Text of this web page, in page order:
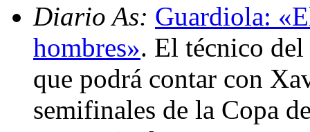
Diario As: Guardiola:
hombres». El técnico del
que podrá contar con
semifinales de la Copa